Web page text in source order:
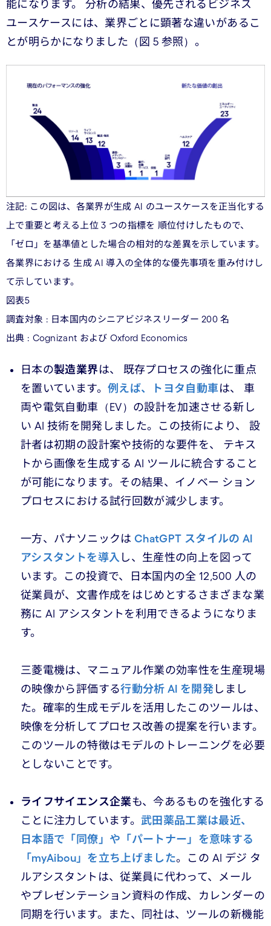
能になります。 分析の結果、優先されるビジネス
ユースケースには、業界ごとに顕著な違いがあるこ
とが明らかになりました（図 5 参照）。
注記: この図は、各業界が生成 AI のユースケースを正当化する
上で重要と考える上位 3 つの指標を 順位付けしたもので、
「ゼロ」を基準値とした場合の相対的な差異を示しています。
各業界における 生成 AI 導入の全体的な優先事項を重み付けし
て示しています。
図表5
調査対象 : 日本国内のシニアビジネスリーダー 200 名
出典 : Cognizant および Oxford Economics
日本の製造業界は、 既存プロセスの強化に重点
を置いています。 例えば、トヨタ自動車は、 車
両や電気自動車（EV）の設計を加速させる新し
い AI 技術を開発しました。この技術により、 設
計者は初期の設計案や技術的な要件を、 テキス
トから画像を生成する AI ツールに統合すること
が可能になります。その結果、イノベー ション
プロセスにおける試行回数が減少します。
一方、パナソニックは ChatGPT スタイルの AI
アシスタントを導入 し、生産性の向上を図って
います。この投資で、日本国内の全 12,500 人の
従業員が、文書作成をはじめとするさまざまな業
務に AI アシスタントを利用できるようになりま
す。
三菱電機は、マニュアル作業の効率性を生産現場
の映像から評価する行動分析 AI を開発 しまし
た。確率的生成モデルを活用したこのツールは、
映像を分析してプロセス改善の提案を行います。
このツールの特徴はモデルのトレーニングを必要
としないことです。
ライフサイエンス企業も、今あるものを強化する
ことに注力しています。 武田薬品工業は最近、
日本語で「同僚」や「パートナー」を意味する
「myAibou」を立ち上げました。この AI デジ タ
ルアシスタントは、従業員に代わって、メール
やプレゼンテーション資料の作成、カレンダーの
同期を行います。また、同社は、ツールの新機能